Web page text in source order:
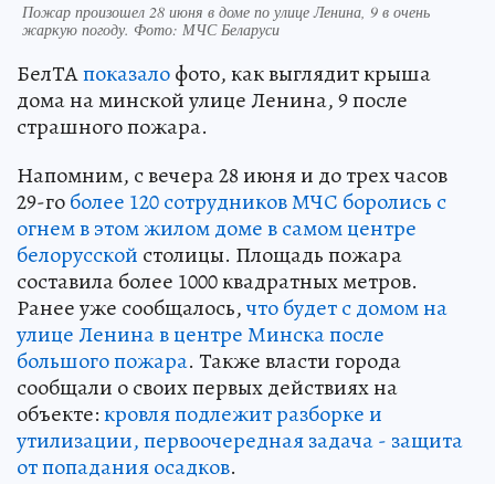
Пожар произошел 28 июня в доме по улице Ленина, 9 в очень
жаркую погоду. Фото: МЧС Беларуси
БелТАпоказалофото, как выглядит крыша
дома на минской улице Ленина, 9 после
страшного пожара.
Напомним, с вечера 28 июня и до трех часов
29-гоболее 120 сотрудников МЧС боролись с
огнем в этом жилом доме в самом центре
белорусской столицы. Площадь пожара
составила более 1000 квадратных метров.
Ранее уже сообщалось,что будет с домом на
улице Ленина в центре Минска после
большого пожара. Также власти города
сообщали о своих первых действиях на
объекте:кровля подлежит разборке и
утилизации, первоочередная задача - защита
от попадания осадков.